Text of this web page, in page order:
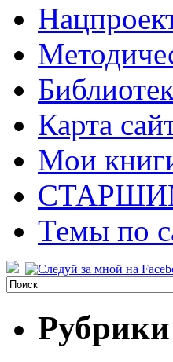
Карта
Мои
Темы по
Рубрики